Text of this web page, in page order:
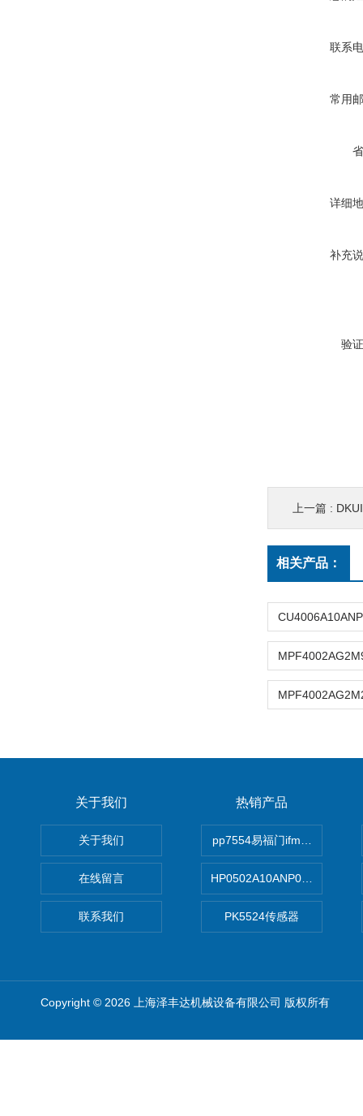
联系
常用
详细
补充
验
上一篇 :
相关产品：
关于我们
关于我们
在线留言
联系我们
热销产品
pp7554易福门ifm传感器
HP0502A10ANP01滤芯 Mp
PK5524传感器
Copyright © 2026 上海泽丰达机械设备有限公司 版权所有